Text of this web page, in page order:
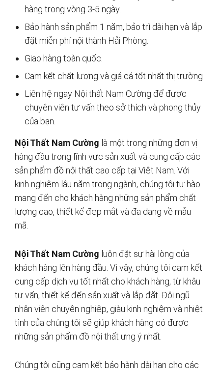
hàng trong vòng 3-5 ngày.
Bảo hành sản phẩm 1 năm, bảo trì dài hạn và lắp
đặt miễn phí nội thành Hải Phòng.
Giao hàng toàn quốc.
Cam kết chất lượng và giá cả tốt nhất thị trường
Liên hệ ngay Nội thất Nam Cường để được
chuyên viên tư vấn theo sở thích và phong thủy
của bạn.
Nội Thất Nam Cường là một trong những đơn vị
hàng đầu trong lĩnh vực sản xuất và cung cấp các
sản phẩm đồ nội thất cao cấp tại Việt Nam. Với
kinh nghiệm lâu năm trong ngành, chúng tôi tự hào
mang đến cho khách hàng những sản phẩm chất
lượng cao, thiết kế đẹp mắt và đa dạng về mẫu
mã.
Nội Thất Nam Cường luôn đặt sự hài lòng của
khách hàng lên hàng đầu. Vì vậy, chúng tôi cam kết
cung cấp dịch vụ tốt nhất cho khách hàng, từ khâu
tư vấn, thiết kế đến sản xuất và lắp đặt. Đội ngũ
nhân viên chuyên nghiệp, giàu kinh nghiệm và nhiệt
tình của chúng tôi sẽ giúp khách hàng có được
những sản phẩm đồ nội thất ưng ý nhất.
Chúng tôi cũng cam kết bảo hành dài hạn cho các